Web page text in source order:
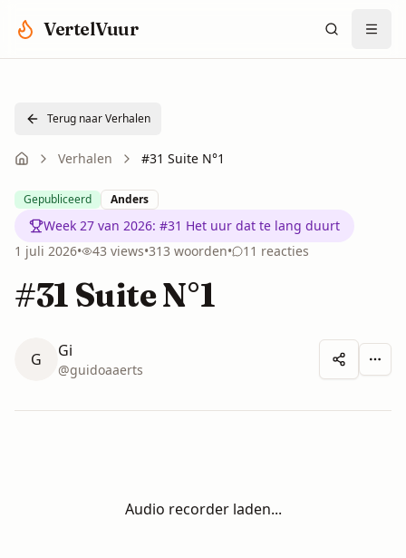
VertelVuur
Terug naar Verhalen
Verhalen #31 Suite N°1
Gepubliceerd Anders
Week 27 van 2026: #31 Het uur dat te lang duurt
1 juli 2026• 43 views•313 woorden• 11 reacties
#31 Suite N°1
G Gi
@guidoaaerts
Audio recorder laden...